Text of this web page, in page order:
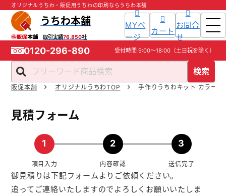
オリジナルうちわ・販促用うちわの印刷ならうちわ本舗
うちわ本舗
取引実績76,850社
検索
MYペ
ージ
カート
お問合
せ
0120-296-890 受付時間 9:00～18:00（土日祝を除く）
ご利用ガイド
入稿ガイド
販促本舗 オリジナルうちわTOP 手作りうちわキット カラー
見積フォーム
1
項目入力
2
内容確認
3
送信完了
御見積りは下記フォームよりご依頼ください。
追ってご連絡いたしますのでよろしくお願いいたしま